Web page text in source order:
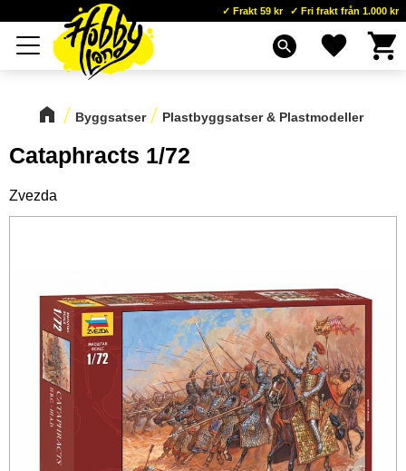
Meny
Frakt 59 kr Fri frakt från 1.000 kr
search Favoriter
Byggsatser Plastbyggsatser & Plastmodeller
Cataphracts 1/72
Zvezda